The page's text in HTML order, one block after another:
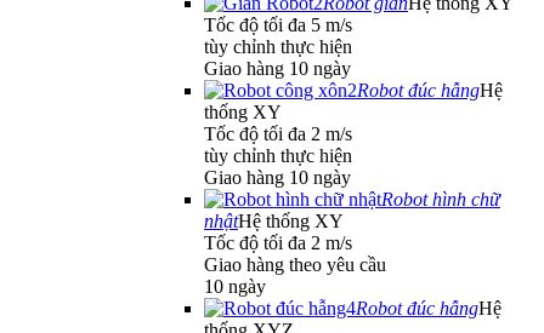
Tốc độ tối đa 5 m/s
tùy chỉnh thực hiện
Giao hàng 10 ngày
Robot đúc hẫngHệ
thống XY
Tốc độ tối đa 2 m/s
tùy chỉnh thực hiện
Giao hàng 10 ngày
Robot hình chữ
nhậtHệ thống XY
Tốc độ tối đa 2 m/s
Giao hàng theo yêu cầu
10 ngày
Robot đúc hẫngHệ